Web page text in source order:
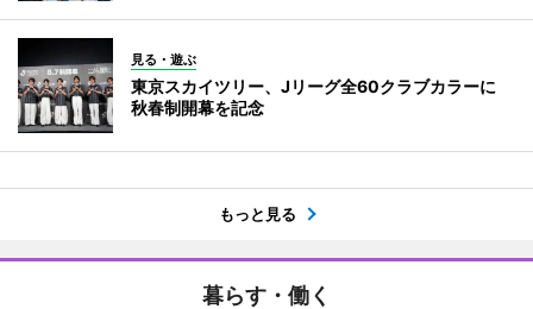
見る・遊ぶ
東京スカイツリー、Jリーグ全60クラブカラーに
秋春制開幕を記念
もっと見る
暮らす・働く